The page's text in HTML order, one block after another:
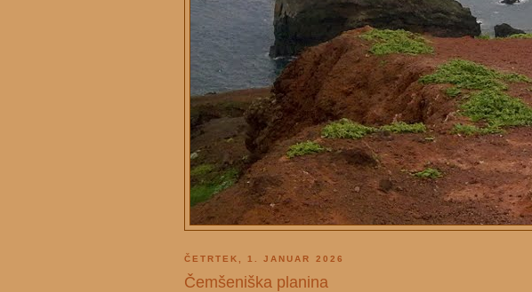
ČETRTEK, 1. JANUAR 2026
Čemšeniška planina